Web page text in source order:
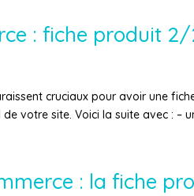
: fiche produit
cruciaux pour avoir une
votre site. Voici la suite avec : –
: la fiche